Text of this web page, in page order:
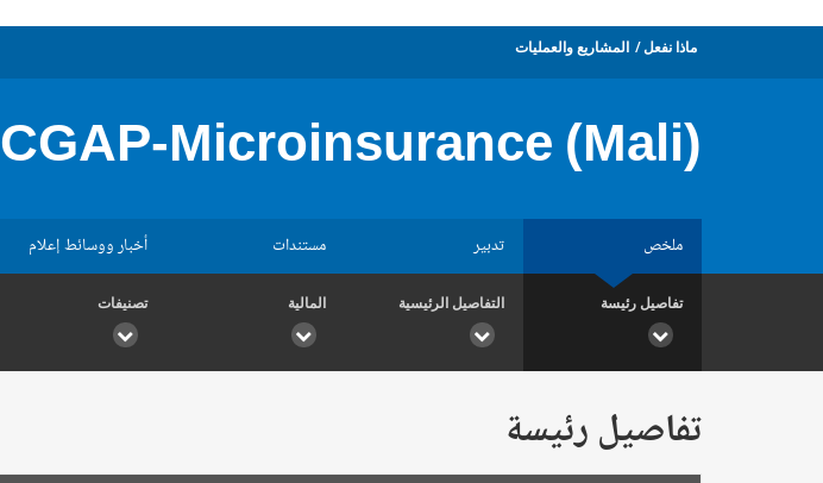
ماذا نفعل المشاريع والعمليات
CGAP-Microinsurance (Mali)
ملخص تدبير مستندات أخبار ووسائط إعلام
تفاصيل رئيسة التفاصيل الرئيسية المالية تصنيفات
تفاصيل رئيسة